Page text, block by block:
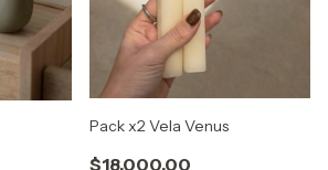
Pack x2 Vela Venus
$18.000,00